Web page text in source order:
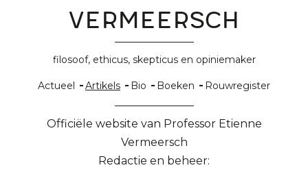
Vermeersch
filosoof, ethicus, skepticus en opiniemaker
Hoofdnavigatie
Actueel Artikels Bio Boeken Rouwregister
Officiële website van Professor Etienne
Vermeersch
Redactie en beheer: